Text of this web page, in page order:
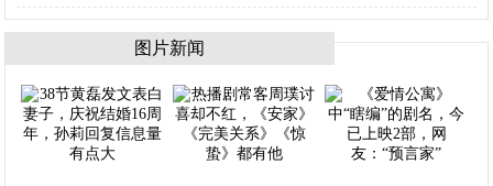
图片新闻